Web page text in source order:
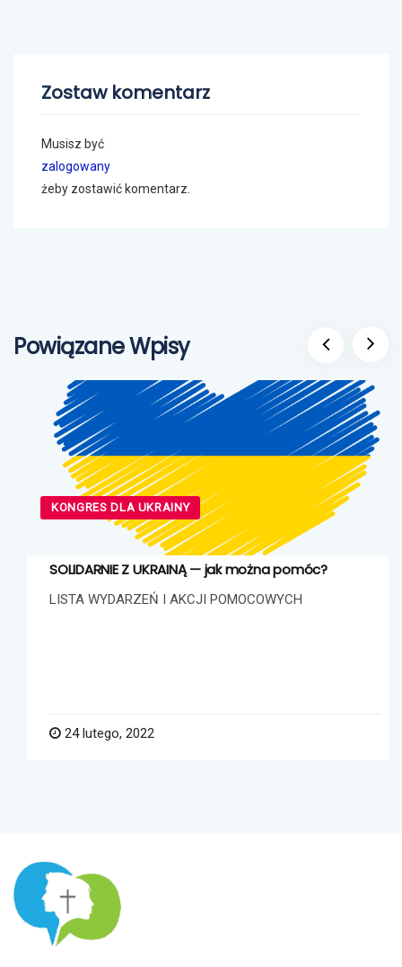
Zostaw komentarz
Musisz być
zalogowany
żeby zostawić komentarz.
Powiązane Wpisy
KONGRES DLA UKRAINY
SOLIDARNIE Z UKRAINĄ — jak można pomóc?
LISTA WYDARZEŃ I AKCJI POMOCOWYCH
24 lutego, 2022